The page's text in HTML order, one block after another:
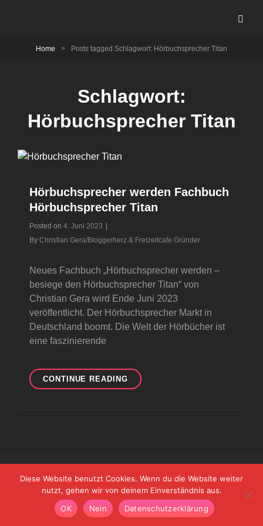
Home > Posts tagged Schlagwort: Hörbuchsprecher Titan
Schlagwort:
Hörbuchsprecher Titan
Hörbuchsprecher werden Fachbuch
Hörbuchsprecher Titan
Posted on 4. Juni 2023
By Byline
Christian Gera/Bloggerherz & Freizeitcafe Gründer
Neues Fachbuch „Hörbuchsprecher werden –
besiege den Hörbuchsprecher Titan“ von
Christian Gera wird Ende Juni 2023
veröffentlicht. Der Hörbuchsprecher Markt in
Deutschland boomt. Die Welt der Hörbücher ist
eine faszinierende
CONTINUE READINGHÖRBUCHSPRECHER
WERDEN
Copyright © 2026|Audioman ByCatch Themes
Diese Website benutzt Cookies. Wenn du die Website weiter
nutzt, gehen wir von deinem Einverständnis aus.
OK
Nein Datenschutzerklärung